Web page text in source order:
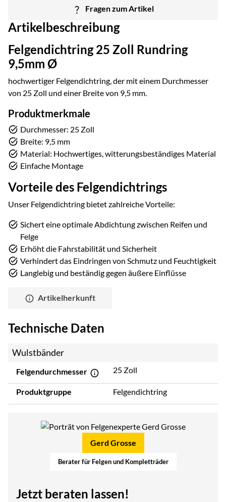
Fragen zum Artikel
Artikelbeschreibung
Felgendichtring 25 Zoll Rundring
9,5mm Ø
hochwertiger Felgendichtring, der mit einem Durchmesser
von 25 Zoll und einer Breite von 9,5 mm.
Produktmerkmale
Durchmesser: 25 Zoll
Breite: 9,5 mm
Material: Hochwertiges, witterungsbeständiges Material
Einfache Montage
Vorteile des Felgendichtrings
Unser Felgendichtring bietet zahlreiche Vorteile:
Sichert eine optimale Abdichtung zwischen Reifen und
Felge
Erhöht die Fahrstabilität und Sicherheit
Verhindert das Eindringen von Schmutz und Feuchtigkeit
Langlebig und beständig gegen äußere Einflüsse
Artikelherkunft
Technische Daten
Wulstbänder
Felgendurchmesser 25 Zoll
Produktgruppe Felgendichtring
Gerd Grosse
Berater für Felgen und Kompletträder
Jetzt beraten lassen!